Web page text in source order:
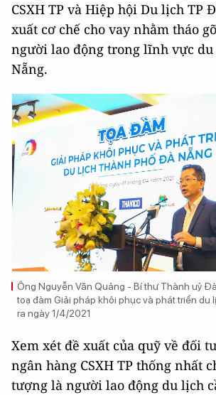
CSXH TP và Hiệp hội Du lịch TP
xuất cơ chế cho vay nhằm tháo
người lao động trong lĩnh vực
Nẵng.
Ông Nguyễn Văn Quảng - Bí thư Thành uỷ
toạ đàm Giải pháp khôi phục và phát triển du
ra ngày 1/4/2021
Xem xét đề xuất của quỹ về đối
ngân hàng CSXH TP thống nhất
tượng là người lao động du lịch